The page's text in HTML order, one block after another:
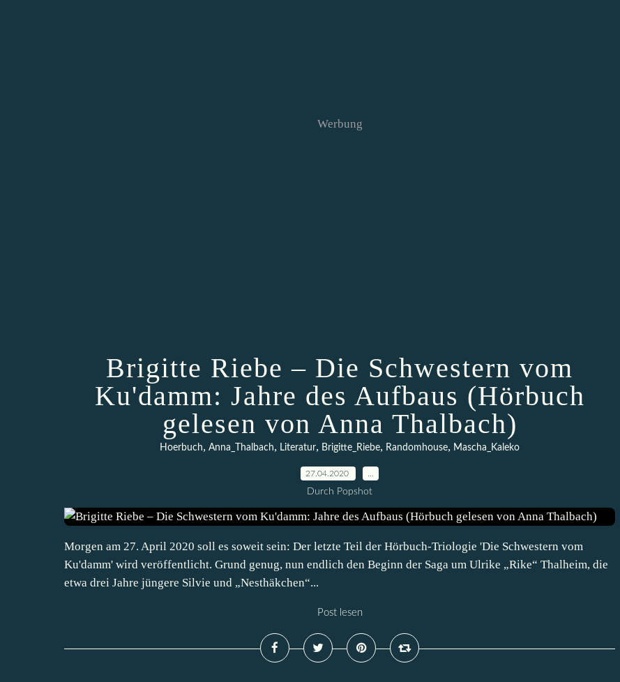
Werbung
Brigitte Riebe – Die Schwestern vom
Ku'damm: Jahre des Aufbaus (Hörbuch
gelesen von Anna Thalbach)
Hoerbuch, Anna_Thalbach, Literatur, Brigitte_Riebe, Randomhouse, Mascha_Kaleko
27.04.2020
Durch Popshot
Morgen am 27. April 2020 soll es soweit sein: Der letzte Teil der Hörbuch-Triologie 'Die Schwestern vom
Ku'damm' wird veröffentlicht. Grund genug, nun endlich den Beginn der Saga um Ulrike „Rike“ Thalheim, die
etwa drei Jahre jüngere Silvie und „Nesthäkchen“...
Post lesen